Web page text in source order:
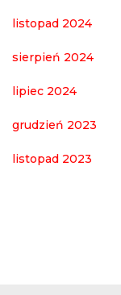
listopad 2024
sierpień 2024
lipiec 2024
grudzień 2023
listopad 2023